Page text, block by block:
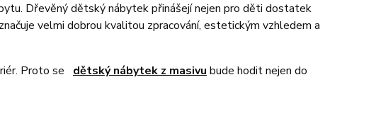
Dřevěný dětský nábytek přinášejí nejen pro děti dostatek
velmi dobrou kvalitou zpracování, estetickým vzhledem a
Proto se dětský nábytek z masivu bude hodit nejen do